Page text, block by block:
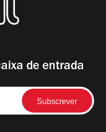
de entrada